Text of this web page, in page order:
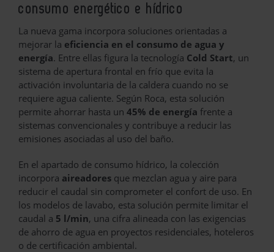
consumo energético e hídrico
La nueva gama incorpora soluciones orientadas a
mejorar la eficiencia en el consumo de agua y
energía. Entre ellas figura la tecnología Cold Start, un
sistema de apertura frontal en frío que evita la
activación involuntaria de la caldera cuando no se
requiere agua caliente. Según Roca, esta solución
permite ahorrar hasta un 45% de energía frente a
sistemas convencionales y contribuye a reducir las
emisiones asociadas al uso del baño.
En el apartado de consumo hídrico, la colección
incorpora aireadores que mezclan agua y aire para
reducir el caudal sin comprometer el confort de uso. En
los modelos de lavabo, esta solución permite limitar el
caudal a 5 l/min, una cifra alineada con las exigencias
de ahorro de agua en proyectos residenciales, hoteleros
o de certificación ambiental.